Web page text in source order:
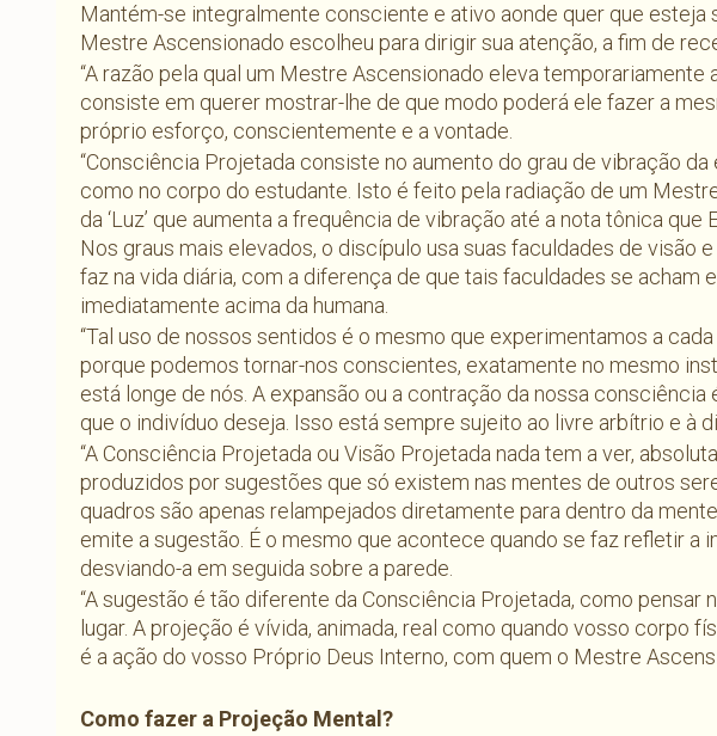
Mantém-se integralmente consciente e ativo aonde quer que esteja
Mestre Ascensionado escolheu para dirigir sua atenção, a fim de
“A razão pela qual um Mestre Ascensionado eleva temporariamente
consiste em querer mostrar-lhe de que modo poderá ele fazer a
próprio esforço, conscientemente e a vontade.
“Consciência Projetada consiste no aumento do grau de vibração
como no corpo do estudante. Isto é feito pela radiação de um
da ‘Luz’ que aumenta a frequência de vibração até a nota tônica
Nos graus mais elevados, o discípulo usa suas faculdades de visão
faz na vida diária, com a diferença de que tais faculdades se acham
imediatamente acima da humana.
“Tal uso de nossos sentidos é o mesmo que experimentamos a
porque podemos tornar-nos conscientes, exatamente no mesmo
está longe de nós. A expansão ou a contração da nossa
que o indivíduo deseja. Isso está sempre sujeito ao livre arbítrio e à
“A Consciência Projetada ou Visão Projetada nada tem a ver,
produzidos por sugestões que só existem nas mentes de outros
quadros são apenas relampejados diretamente para dentro da
emite a sugestão. É o mesmo que acontece quando se faz refletir a
desviando-a em seguida sobre a parede.
“A sugestão é tão diferente da Consciência Projetada, como pensar
lugar. A projeção é vívida, animada, real como quando vosso corpo
é a ação do vosso Próprio Deus Interno, com quem o Mestre
Como fazer a Projeção Mental?